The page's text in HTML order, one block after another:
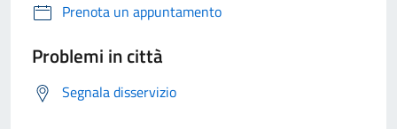
Prenota un appuntamento
Problemi in città
Segnala disservizio